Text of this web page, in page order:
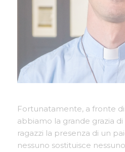
Fortunatamente, a fronte
abbiamo la grande grazia
ragazzi la presenza di un
nessuno sostituisce